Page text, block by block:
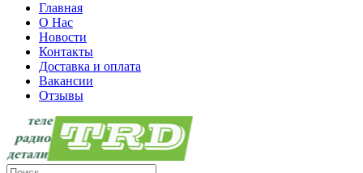
Главная
О Нас
Новости
Контакты
Доставка и оплата
Вакансии
Отзывы